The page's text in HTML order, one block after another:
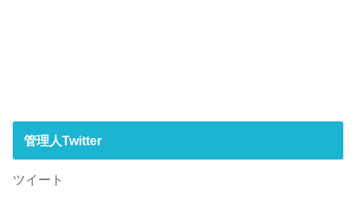
管理人Twitter
ツイート